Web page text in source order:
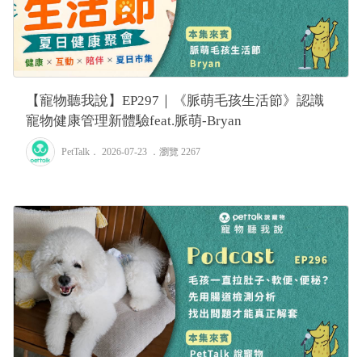
【寵物聽我說】EP297｜《脈萌毛孩生活節》認識
寵物健康管理新體驗feat.脈萌-Bryan
PetTalk ． 2026-07-23 ． 瀏覽 2267